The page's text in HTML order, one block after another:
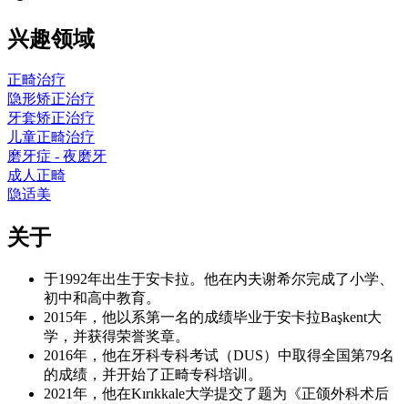
兴趣领域
正畸治疗
隐形矫正治疗
牙套矫正治疗
儿童正畸治疗
磨牙症 - 夜磨牙
成人正畸
隐适美
关于
于1992年出生于安卡拉。他在内夫谢希尔完成了小学、
初中和高中教育。
2015年，他以系第一名的成绩毕业于安卡拉Başkent大
学，并获得荣誉奖章。
2016年，他在牙科专科考试（DUS）中取得全国第79名
的成绩，并开始了正畸专科培训。
2021年，他在Kırıkkale大学提交了题为《正颌外科术后